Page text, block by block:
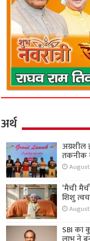
अर्थ
तकनीक
‘मैची
शिशु
SBI का